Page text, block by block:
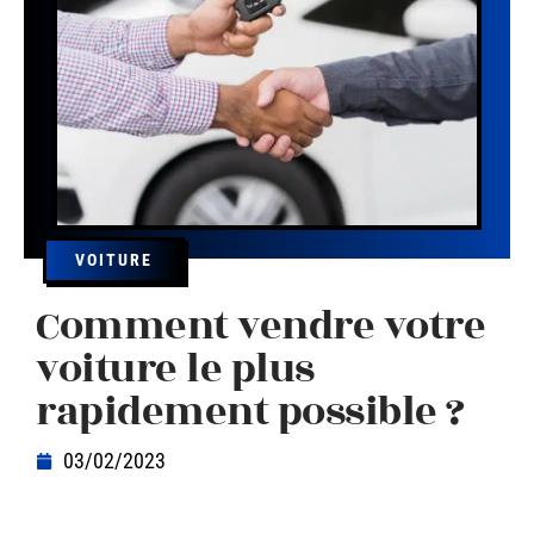
VOITURE
Comment vendre votre
voiture le plus
rapidement possible ?
03/02/2023